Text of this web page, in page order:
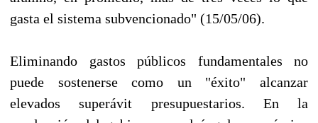
gasta el sistema subvencionado" (15/05/06).
Eliminando gastos públicos fundamentales no
puede sostenerse como un "éxito" alcanzar
elevados superávit presupuestarios. En la